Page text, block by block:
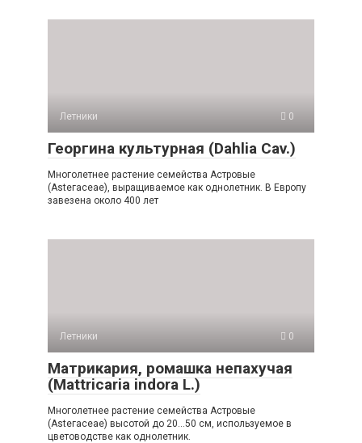
Летники 0
Георгина культурная (Dahlia Саv.)
Многолетнее растение семейства Аст­ровые
(Аstегасеае), выращиваемое как однолетник. В Европу
завезена около 400 лет
Летники 0
Матрикария, ромашка непахучая
(Mattricaria indora L.)
Многолетнее ра­стение семейства Астровые
(Astегасеае) высотой до 20…50 см, используемое в
цветоводстве как однолетник.